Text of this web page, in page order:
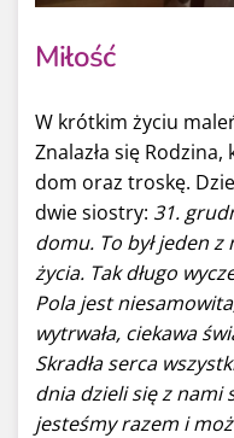
Miłość
W krótkim życiu
Znalazła się
dom oraz troskę.
dwie siostry: 31.
domu. To był jeden
życia. Tak długo
Pola jest
wytrwała, ciekawa
Skradła serca
dnia dzieli się z nami
jesteśmy razem i